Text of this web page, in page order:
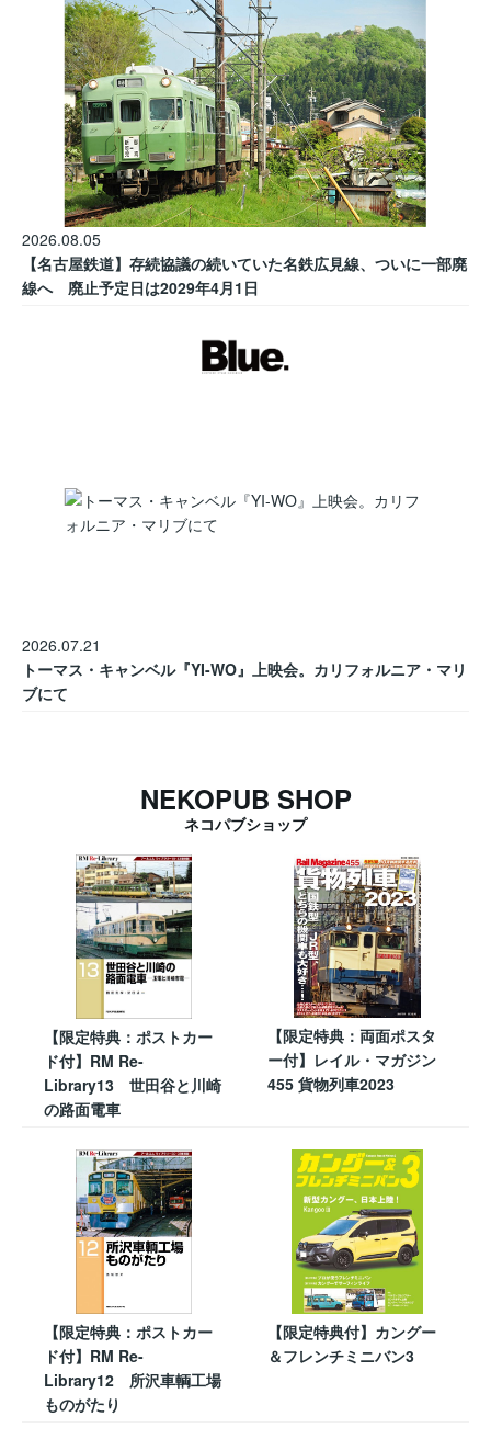
2026.08.05
【名古屋鉄道】存続協議の続いていた名鉄広見線、ついに一部廃
線へ 廃止予定日は2029年4月1日
2026.07.21
トーマス・キャンベル『YI-WO』上映会。カリフォルニア・マリ
ブにて
NEKOPUB SHOP
ネコパブショップ
【限定特典：ポストカー
ド付】RM Re-
Library13 世田谷と川崎
の路面電車
【限定特典：両面ポスタ
ー付】レイル・マガジン
455 貨物列車2023
【限定特典：ポストカー
ド付】RM Re-
Library12 所沢車輌工場
ものがたり
【限定特典付】カングー
＆フレンチミニバン3